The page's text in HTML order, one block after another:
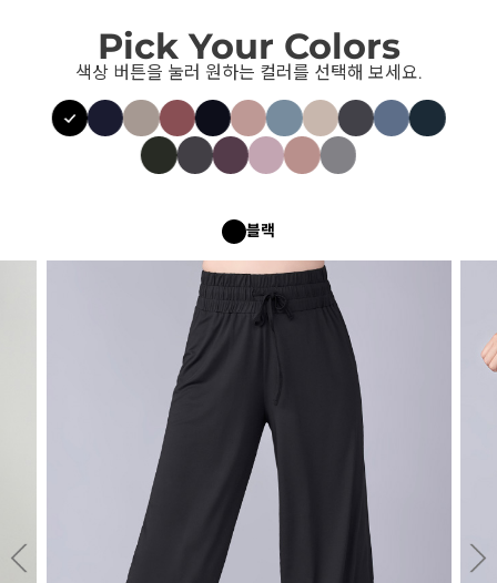
Pick Your Colors
색상 버튼을 눌러 원하는 컬러를 선택해 보세요.
블랙